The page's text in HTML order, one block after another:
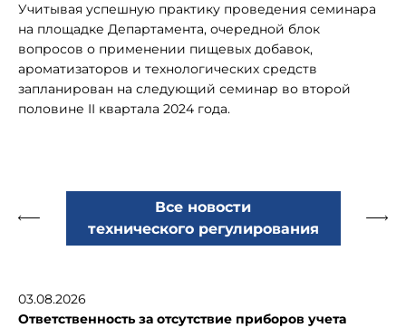
Учитывая успешную практику проведения семинара
на площадке Департамента, очередной блок
вопросов о применении пищевых добавок,
ароматизаторов и технологических средств
запланирован на следующий семинар во второй
половине II квартала 2024 года.
Все новости
технического регулирования
03.08.2026
Ответственность за отсутствие приборов учета